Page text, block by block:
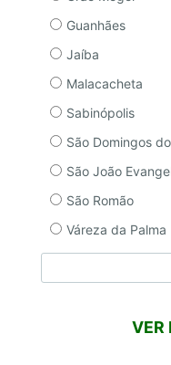
Guanhães
Jaíba
Malacacheta
Sabinópolis
São Domingos
São João
São Romão
Váreza da Palma
VER